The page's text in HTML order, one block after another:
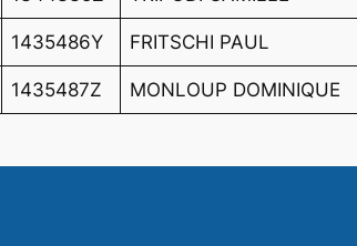
1435486Y FRITSCHI PAUL
1435487Z MONLOUP DOMINIQUE